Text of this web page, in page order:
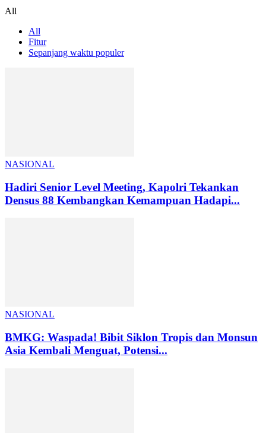
All
All
Fitur
Sepanjang waktu populer
NASIONAL
Hadiri Senior Level Meeting, Kapolri Tekankan
Densus 88 Kembangkan Kemampuan Hadapi...
NASIONAL
BMKG: Waspada! Bibit Siklon Tropis dan Monsun
Asia Kembali Menguat, Potensi...